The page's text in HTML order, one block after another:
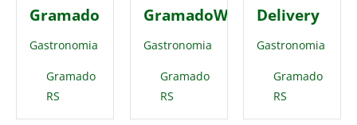
Gramado
Gastronomia
Gramado
RS
GramadoWay
Gastronomia
Gramado
RS
Delivery
Gastronomia
Gramado
RS